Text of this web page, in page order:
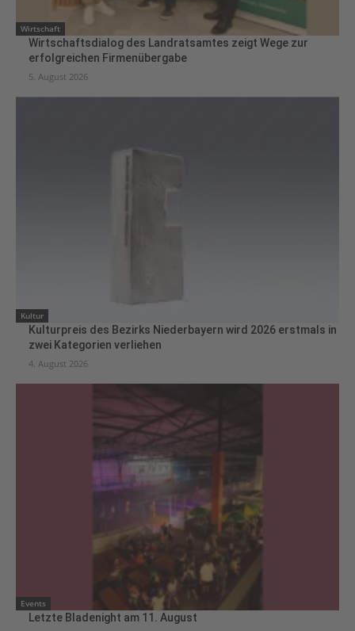
Wirtschaft
Wirtschaftsdialog des Landratsamtes zeigt Wege zur
erfolgreichen Firmenübergabe
5. August 2026
Kultur
Kulturpreis des Bezirks Niederbayern wird 2026 erstmals in
zwei Kategorien verliehen
4. August 2026
Events
Letzte Bladenight am 11. August